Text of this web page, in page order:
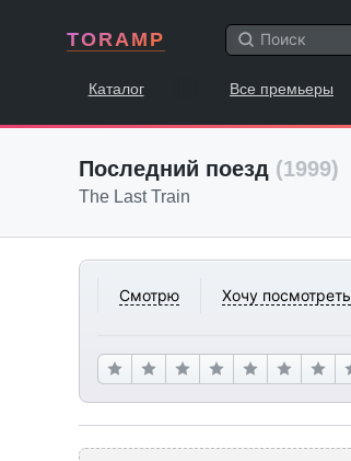
TORAMP
Каталог Все премьеры
Последний поезд (1999)
The Last Train
Смотрю Хочу посмотреть